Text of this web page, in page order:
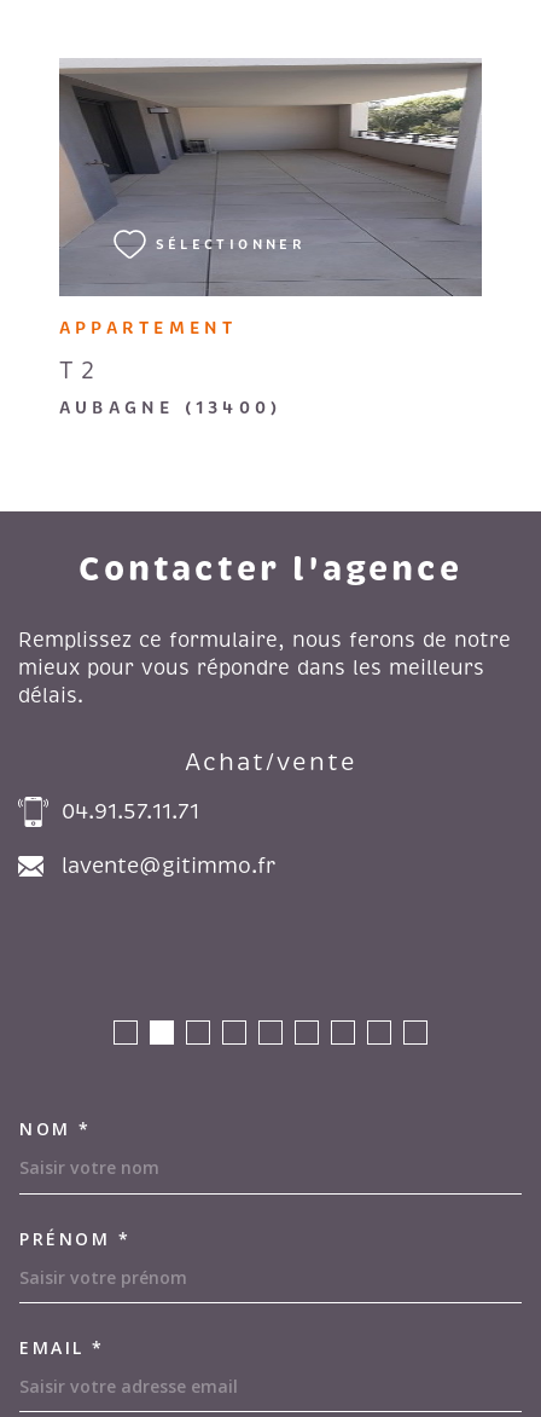
APPARTEMENT
T2
AUBAGNE (13400)
SÉLECTIONNER
VOIR LE BIEN
Contacter l'agence
Remplissez ce formulaire, nous ferons de notre
mieux pour vous répondre dans les meilleurs
délais.
Achat/vente
04.91.57.11.71
lavente@gitimmo.fr
NOM *
PRÉNOM *
EMAIL *